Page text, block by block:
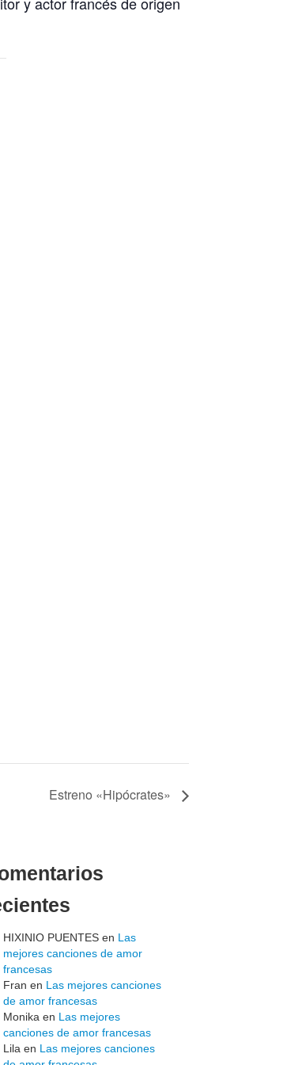
Estreno «Hipócrates»
HIXINIO PUENTESen Las
mejores canciones de amor
francesas
Fran en Las mejores canciones
de amor francesas
Monika en Las mejores
canciones de amor francesas
Lila en Las mejores canciones